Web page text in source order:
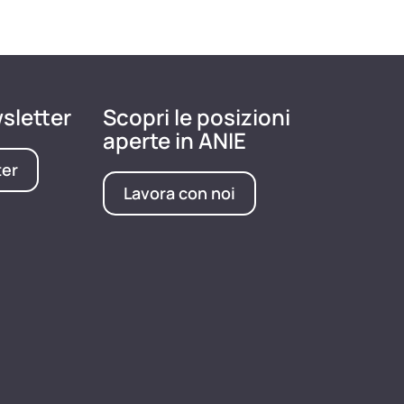
Scopri le posizioni
aperte in ANIE
Lavora con noi